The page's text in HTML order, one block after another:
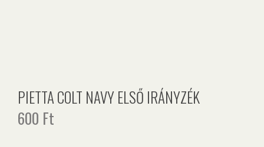
PIETTA COLT NAVY ELSŐ IRÁNYZÉK
600 Ft